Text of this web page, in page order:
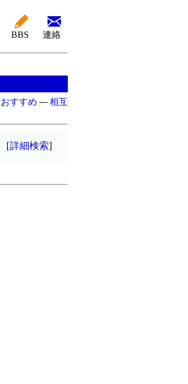
BBS 連絡
おすすめ --- 相互
[詳細検索]